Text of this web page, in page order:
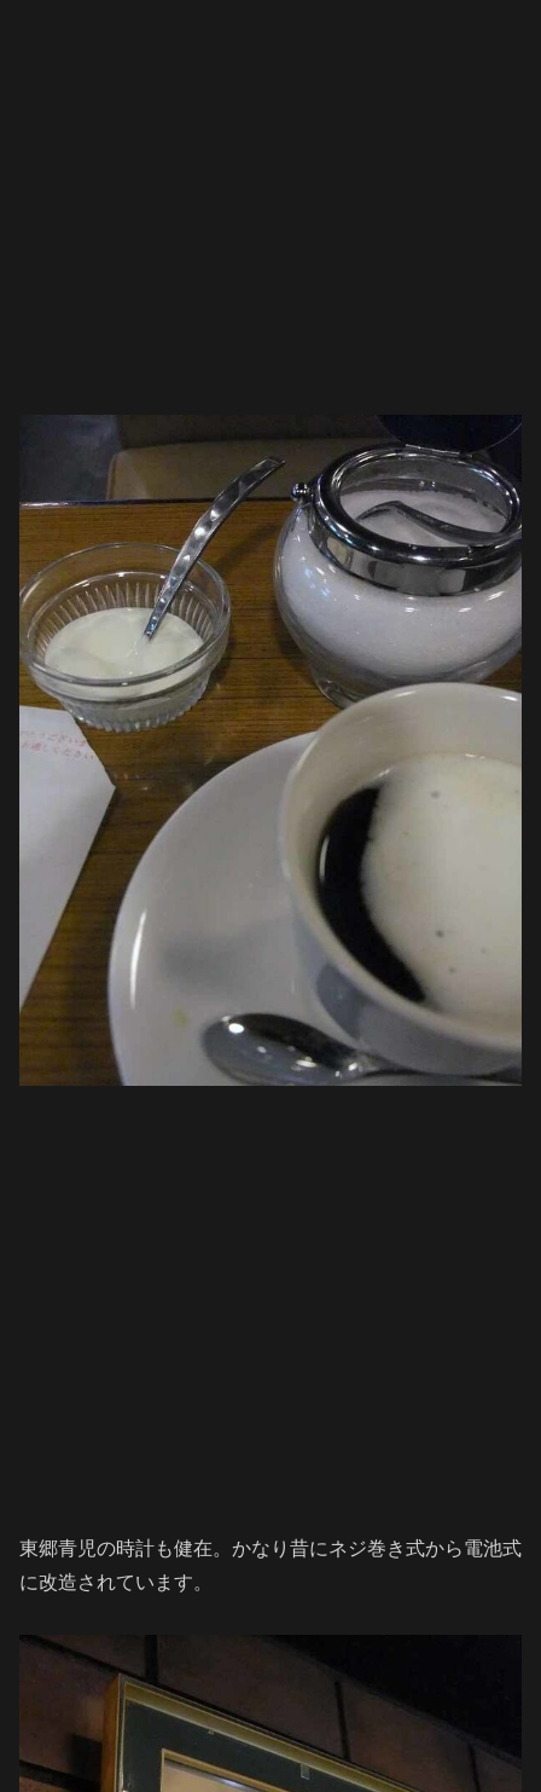
東郷青児の時計も健在。かなり昔にネジ巻き式から電池式
に改造されています。